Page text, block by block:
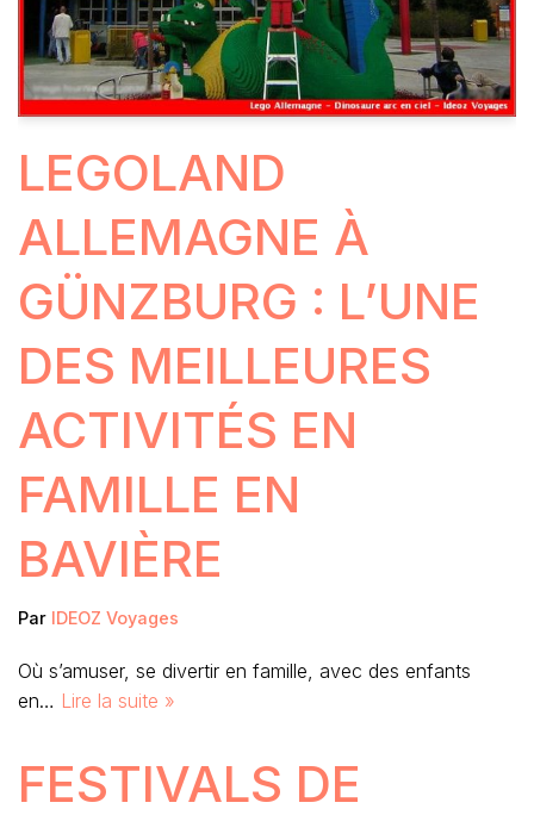
LEGOLAND
ALLEMAGNE À
GÜNZBURG : L’UNE
DES MEILLEURES
ACTIVITÉS EN
FAMILLE EN
BAVIÈRE
Par IDEOZ Voyages
Où s’amuser, se divertir en famille, avec des enfants
en… Lire la suite »
FESTIVALS DE